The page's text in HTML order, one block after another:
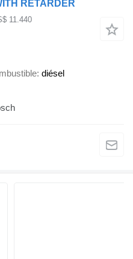
RETARDER
11.440
diésel